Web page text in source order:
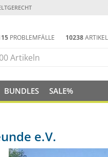
PROBLEMFÄLLE 10238ARTIKEL
BUNDLES SALE%
e.V.